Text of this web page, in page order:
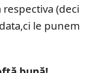
(deci
le punem